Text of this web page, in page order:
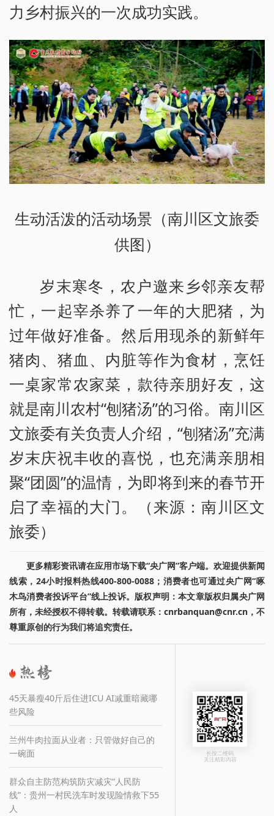
力乡村振兴的一次成功实践。
生动活泼的活动场景（南川区文旅委
供图）
岁末寒冬，农户邀来乡邻亲友帮
忙，一起宰杀养了一年的大肥猪，为
过年做好准备。然后用现杀的新鲜年
猪肉、猪血、内脏等作为食材，烹饪
一桌家常农家菜，款待亲朋好友，这
就是南川农村“刨猪汤”的习俗。南川区
文旅委有关负责人介绍，“刨猪汤”充满
岁末庆祝丰收的喜悦，也充满亲朋相
聚“团圆”的温情，为即将到来的春节开
启了幸福的大门。（来源：南川区文
旅委）
更多精彩资讯请在应用市场下载“央广网”客户端。欢迎提供新闻
线索，24小时报料热线400-800-0088；消费者也可通过央广网“啄
木鸟消费者投诉平台”线上投诉。版权声明：本文章版权归属央广网
所有，未经授权不得转载。转载请联系：cnrbanquan@cnr.cn，不
尊重原创的行为我们将追究责任。
45天暴瘦40斤后住进ICU AI减重暗藏哪
些风险
兰州牛肉拉面从业者：只管做好自己的
一碗面
群众自主防范构筑防灾减灾“人民防
线”：贵州一村民洗车时发现险情救下55
人
长按二维码
关注精彩内容